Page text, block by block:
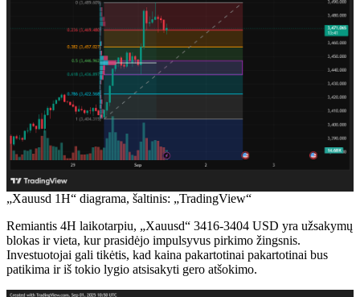
„Xauusd 1H“ diagrama, šaltinis: „TradingView“
Remiantis 4H laikotarpiu, „Xauusd“ 3416-3404 USD yra užsakymų
blokas ir vieta, kur prasidėjo impulsyvus pirkimo žingsnis.
Investuotojai gali tikėtis, kad kaina pakartotinai pakartotinai bus
patikima ir iš tokio lygio atsisakyti gero atšokimo.